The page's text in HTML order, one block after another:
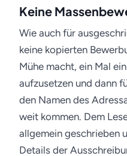
Keine
Wie auch für
keine kopierten
Mühe macht, ein Mal
aufzusetzen und dann
den Namen des
weit kommen. Dem
allgemein geschrieben
Details der